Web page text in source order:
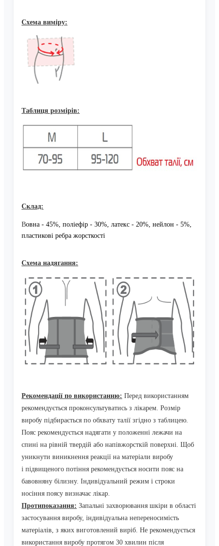
Схема виміру:
Таблиця розмірів:
Склад:
Вовна - 45%, поліефір - 30%, латекс - 20%, нейлон - 5%,
пластикові ребра жорсткості
Схема надягання:
Рекомендації по використанню: Перед використанням
рекомендується проконсультуватись з лікарем. Розмір
виробу підбирається по обхвату талії згідно з таблицею.
Пояс рекомендується надягати у положенні лежачи на
спині на рівній твердій або напівжорсткій поверхні. Щоб
уникнути виникнення реакції на матеріали виробу
і підвищеного потіння рекомендується носити пояс на
бавовняну білизну. Індивідуальний режим і строки
носіння поясу визначає лікар.
Протипоказання: Запальні захворювання шкіри в області
застосування виробу, індивідуальна непереносимість
матеріалів, з яких виготовлений виріб. Не рекомендується
використання виробу протягом 30 хвилин після